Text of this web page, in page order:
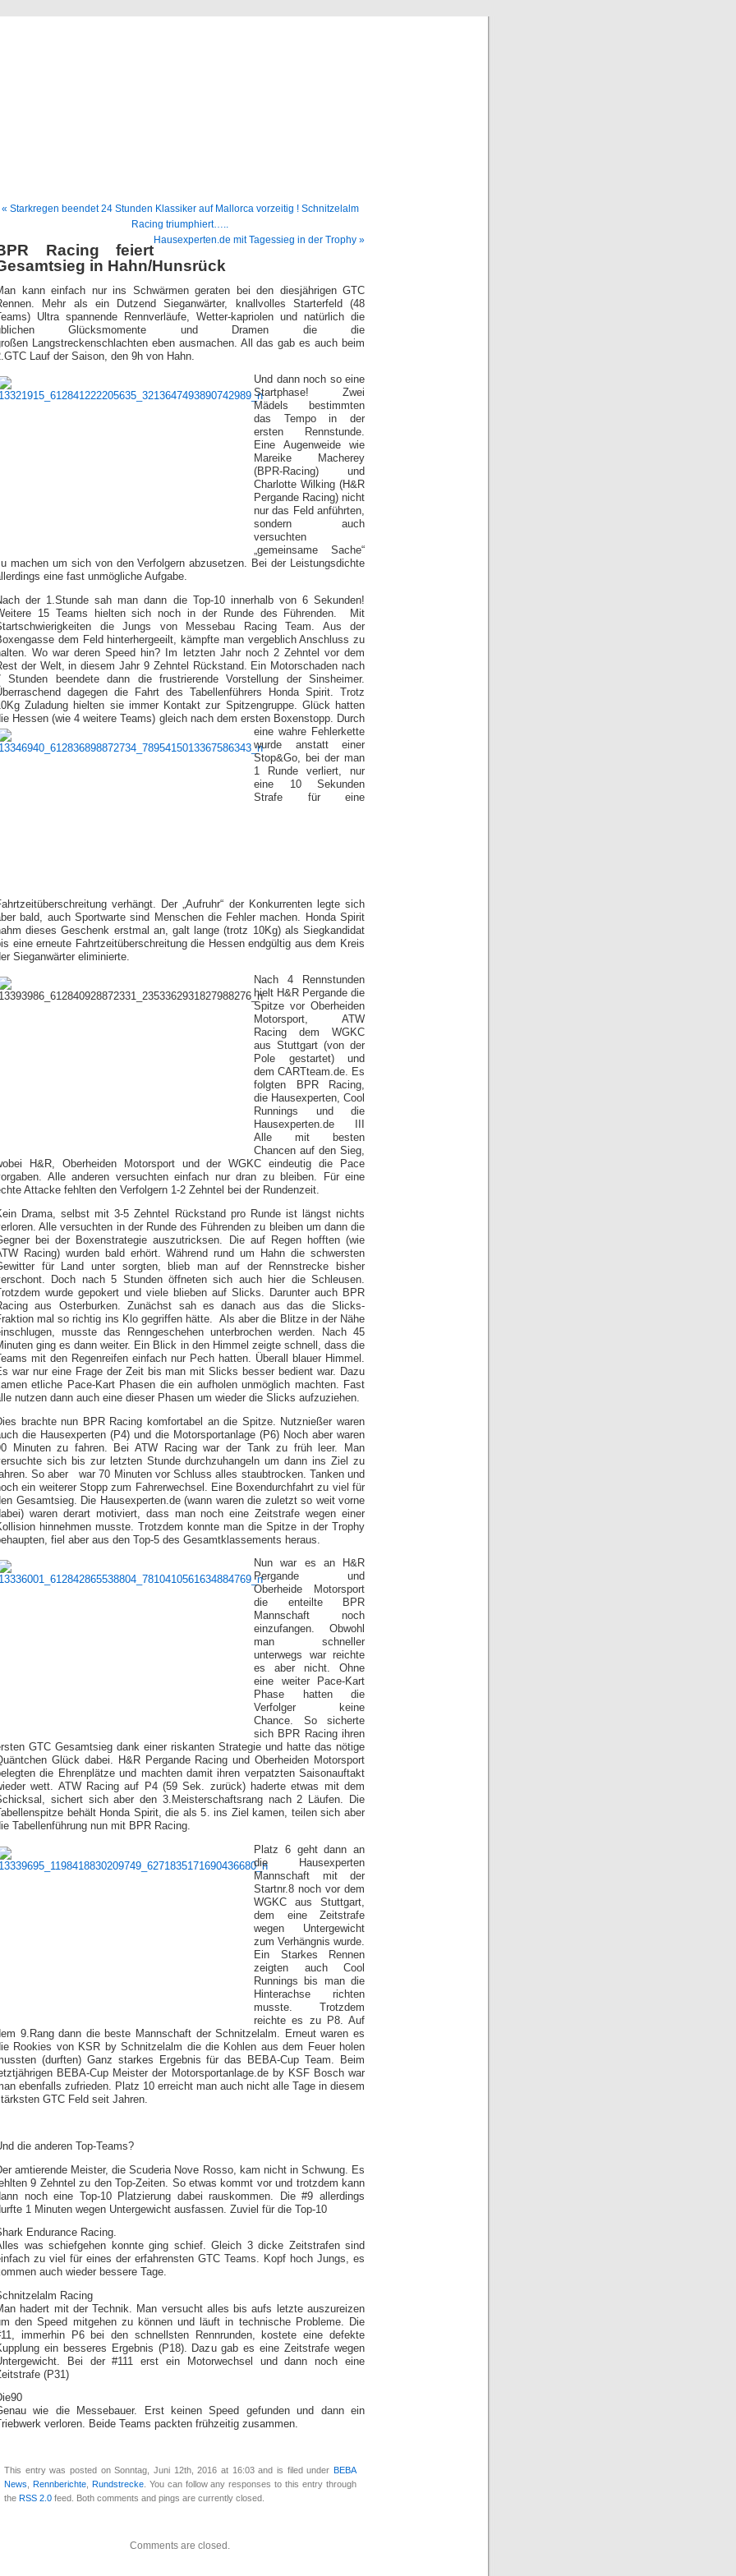
« Starkregen beendet 24 Stunden Klassiker auf Mallorca vorzeitig ! Schnitzelalm
Racing triumphiert…..
Hausexperten.de mit Tagessieg in der Trophy »
Racing feiert
in Hahn/Hunsrück
kann einfach nur ins Schwärmen geraten bei den diesjährigen GTC
Mehr als ein Dutzend Sieganwärter, knallvolles Starterfeld (48
Ultra spannende Rennverläufe, Wetter-kapriolen und natürlich die
Glücksmomente und Dramen die die
Langstreckenschlachten eben ausmachen. All das gab es auch beim
Lauf der Saison, den 9h von Hahn.
Und dann noch so eine
Startphase! Zwei
Mädels bestimmten
das Tempo in der
ersten Rennstunde.
Eine Augenweide wie
Mareike Macherey
(BPR-Racing) und
Charlotte Wilking (H&R
Pergande Racing) nicht
nur das Feld anführten,
sondern auch
versuchten
„gemeinsame Sache“
machen um sich von den Verfolgern abzusetzen. Bei der Leistungsdichte
eine fast unmögliche Aufgabe.
der 1.Stunde sah man dann die Top-10 innerhalb von 6 Sekunden!
15 Teams hielten sich noch in der Runde des Führenden. Mit
die Jungs von Messebau Racing Team. Aus der
dem Feld hinterhergeeilt, kämpfte man vergeblich Anschluss zu
Wo war deren Speed hin? Im letzten Jahr noch 2 Zehntel vor dem
der Welt, in diesem Jahr 9 Zehntel Rückstand. Ein Motorschaden nach
Stunden beendete dann die frustrierende Vorstellung der Sinsheimer.
dagegen die Fahrt des Tabellenführers Honda Spirit. Trotz
Zuladung hielten sie immer Kontakt zur Spitzengruppe. Glück hatten
Hessen (wie 4 weitere Teams) gleich nach dem ersten Boxenstopp. Durch
eine wahre Fehlerkette
wurde anstatt einer
Stop&Go, bei der man
1 Runde verliert, nur
eine 10 Sekunden
Strafe für eine
verhängt. Der „Aufruhr“ der Konkurrenten legte sich
bald, auch Sportwarte sind Menschen die Fehler machen. Honda Spirit
dieses Geschenk erstmal an, galt lange (trotz 10Kg) als Siegkandidat
eine erneute Fahrtzeitüberschreitung die Hessen endgültig aus dem Kreis
Sieganwärter eliminierte.
Nach 4 Rennstunden
hielt H&R Pergande die
Spitze vor Oberheiden
Motorsport, ATW
Racing dem WGKC
aus Stuttgart (von der
Pole gestartet) und
dem CARTteam.de. Es
folgten BPR Racing,
die Hausexperten, Cool
Runnings und die
Hausexperten.de III
Alle mit besten
Chancen auf den Sieg,
H&R, Oberheiden Motorsport und der WGKC eindeutig die Pace
Alle anderen versuchten einfach nur dran zu bleiben. Für eine
Attacke fehlten den Verfolgern 1-2 Zehntel bei der Rundenzeit.
Drama, selbst mit 3-5 Zehntel Rückstand pro Runde ist längst nichts
Alle versuchten in der Runde des Führenden zu bleiben um dann die
bei der Boxenstrategie auszutricksen. Die auf Regen hofften (wie
Racing) wurden bald erhört. Während rund um Hahn die schwersten
für Land unter sorgten, blieb man auf der Rennstrecke bisher
Doch nach 5 Stunden öffneten sich auch hier die Schleusen.
wurde gepokert und viele blieben auf Slicks. Darunter auch BPR
aus Osterburken. Zunächst sah es danach aus das die Slicks-
mal so richtig ins Klo gegriffen hätte. Als aber die Blitze in der Nähe
musste das Renngeschehen unterbrochen werden. Nach 45
ging es dann weiter. Ein Blick in den Himmel zeigte schnell, dass die
mit den Regenreifen einfach nur Pech hatten. Überall blauer Himmel.
war nur eine Frage der Zeit bis man mit Slicks besser bedient war. Dazu
etliche Pace-Kart Phasen die ein aufholen unmöglich machten. Fast
nutzen dann auch eine dieser Phasen um wieder die Slicks aufzuziehen.
brachte nun BPR Racing komfortabel an die Spitze. Nutznießer waren
die Hausexperten (P4) und die Motorsportanlage (P6) Noch aber waren
Minuten zu fahren. Bei ATW Racing war der Tank zu früh leer. Man
sich bis zur letzten Stunde durchzuhangeln um dann ins Ziel zu
So aber war 70 Minuten vor Schluss alles staubtrocken. Tanken und
ein weiterer Stopp zum Fahrerwechsel. Eine Boxendurchfahrt zu viel für
Gesamtsieg. Die Hausexperten.de (wann waren die zuletzt so weit vorne
waren derart motiviert, dass man noch eine Zeitstrafe wegen einer
hinnehmen musste. Trotzdem konnte man die Spitze in der Trophy
fiel aber aus den Top-5 des Gesamtklassements heraus.
Nun war es an H&R
Pergande und
Oberheide Motorsport
die enteilte BPR
Mannschaft noch
einzufangen. Obwohl
man schneller
unterwegs war reichte
es aber nicht. Ohne
eine weiter Pace-Kart
Phase hatten die
Verfolger keine
Chance. So sicherte
sich BPR Racing ihren
GTC Gesamtsieg dank einer riskanten Strategie und hatte das nötige
Glück dabei. H&R Pergande Racing und Oberheiden Motorsport
die Ehrenplätze und machten damit ihren verpatzten Saisonauftakt
wett. ATW Racing auf P4 (59 Sek. zurück) haderte etwas mit dem
sichert sich aber den 3.Meisterschaftsrang nach 2 Läufen. Die
behält Honda Spirit, die als 5. ins Ziel kamen, teilen sich aber
Tabellenführung nun mit BPR Racing.
Platz 6 geht dann an
die Hausexperten
Mannschaft mit der
Startnr.8 noch vor dem
WGKC aus Stuttgart,
dem eine Zeitstrafe
wegen Untergewicht
zum Verhängnis wurde.
Ein Starkes Rennen
zeigten auch Cool
Runnings bis man die
Hinterachse richten
musste. Trotzdem
reichte es zu P8. Auf
9.Rang dann die beste Mannschaft der Schnitzelalm. Erneut waren es
Rookies von KSR by Schnitzelalm die die Kohlen aus dem Feuer holen
(durften) Ganz starkes Ergebnis für das BEBA-Cup Team. Beim
BEBA-Cup Meister der Motorsportanlage.de by KSF Bosch war
ebenfalls zufrieden. Platz 10 erreicht man auch nicht alle Tage in diesem
GTC Feld seit Jahren.
die anderen Top-Teams?
amtierende Meister, die Scuderia Nove Rosso, kam nicht in Schwung. Es
9 Zehntel zu den Top-Zeiten. So etwas kommt vor und trotzdem kann
noch eine Top-10 Platzierung dabei rauskommen. Die #9 allerdings
1 Minuten wegen Untergewicht ausfassen. Zuviel für die Top-10
Endurance Racing.
was schiefgehen konnte ging schief. Gleich 3 dicke Zeitstrafen sind
zu viel für eines der erfahrensten GTC Teams. Kopf hoch Jungs, es
auch wieder bessere Tage.
Racing
hadert mit der Technik. Man versucht alles bis aufs letzte auszureizen
den Speed mitgehen zu können und läuft in technische Probleme. Die
immerhin P6 bei den schnellsten Rennrunden, kostete eine defekte
ein besseres Ergebnis (P18). Dazu gab es eine Zeitstrafe wegen
Bei der #111 erst ein Motorwechsel und dann noch eine
(P31)
wie die Messebauer. Erst keinen Speed gefunden und dann ein
verloren. Beide Teams packten frühzeitig zusammen.
This entry was posted on Sonntag, Juni 12th, 2016 at 16:03 and is filed under BEBA
News
Rennberichte, Rundstrecke. You can follow any responses to this entry through
the RSS 2.0 feed. Both comments and pings are currently closed.
Comments are closed.